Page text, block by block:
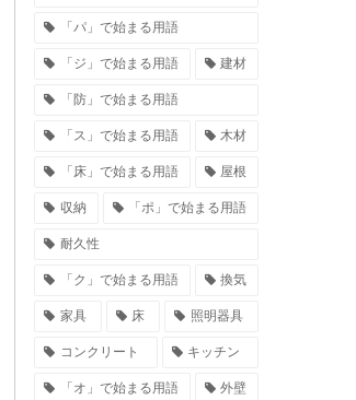
「パ」で始まる用語
「ジ」で始まる用語 建材
「防」で始まる用語
「ス」で始まる用語 木材
「床」で始まる用語 屋根
収納 「ポ」で始まる用語
耐久性
「ク」で始まる用語 換気
家具 床 照明器具
コンクリート キッチン
「オ」で始まる用語 外壁